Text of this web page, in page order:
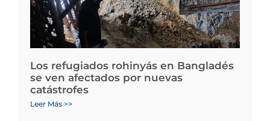
Los refugiados rohinyás en Bangladés
se ven afectados por nuevas
catástrofes
Leer Más >>